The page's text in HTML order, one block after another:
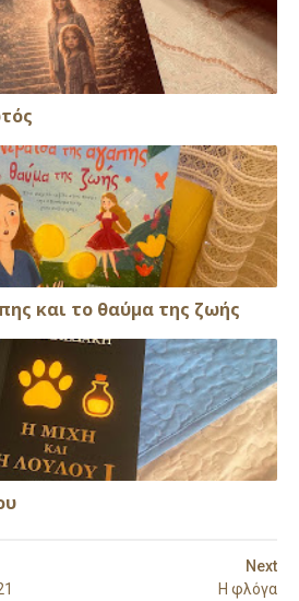
και το θαύμα της ζωής
Next
Η φλόγα